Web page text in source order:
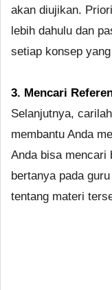
akan diujikan.
lebih dahulu dan
setiap konsep
3. Mencari
Selanjutnya,
membantu Anda
Anda bisa mencari
bertanya pada
tentang materi